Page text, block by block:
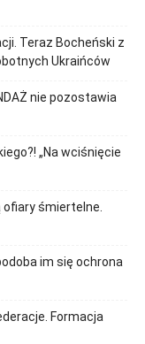
Teraz Bocheński z
Ukraińców
nie pozostawia
„Na wciśnięcie
ofiary śmiertelne.
im się ochrona
Formacja